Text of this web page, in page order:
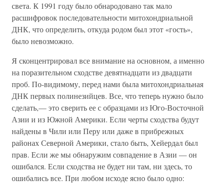
света. К 1991 году было обнародовано так мало
расшифровок последовательности митохондриальной
ДНК, что определить, откуда родом был этот «гость»,
было невозможно.
Я сконцентрировал все внимание на основном, а именно
на поразительном сходстве девятнадцати из двадцати
проб. По-видимому, перед нами была митохондриальная
ДНК первых полинезийцев. Все, что теперь нужно было
сделать,— это сверить ее с образцами из Юго-Восточной
Азии и из Южной Америки. Если черты сходства будут
найдены в Чили или Перу или даже в прибрежных
районах Северной Америки, стало быть, Хейердал был
прав. Если же мы обнаружим совпадение в Азии — он
ошибался. Если сходства не будет ни там, ни здесь, то
ошибались все. При любом исходе ясно было одно: